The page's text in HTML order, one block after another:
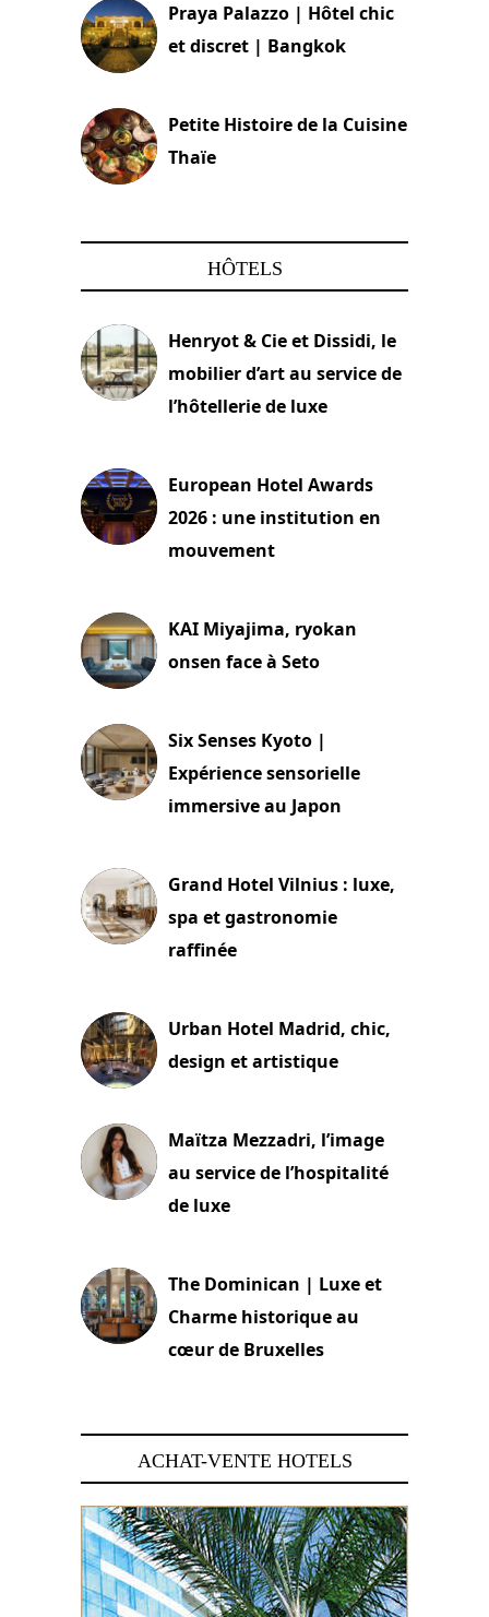
Praya Palazzo | Hôtel chic
et discret | Bangkok
Petite Histoire de la Cuisine
Thaïe
HÔTELS
Henryot & Cie et Dissidi, le
mobilier d’art au service de
l’hôtellerie de luxe
European Hotel Awards
2026 : une institution en
mouvement
KAI Miyajima, ryokan
onsen face à Seto
Six Senses Kyoto |
Expérience sensorielle
immersive au Japon
Grand Hotel Vilnius : luxe,
spa et gastronomie
raffinée
Urban Hotel Madrid, chic,
design et artistique
Maïtza Mezzadri, l’image
au service de l’hospitalité
de luxe
The Dominican | Luxe et
Charme historique au
cœur de Bruxelles
ACHAT-VENTE HOTELS